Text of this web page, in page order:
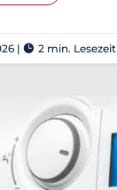
|  2 min. Lesezeit